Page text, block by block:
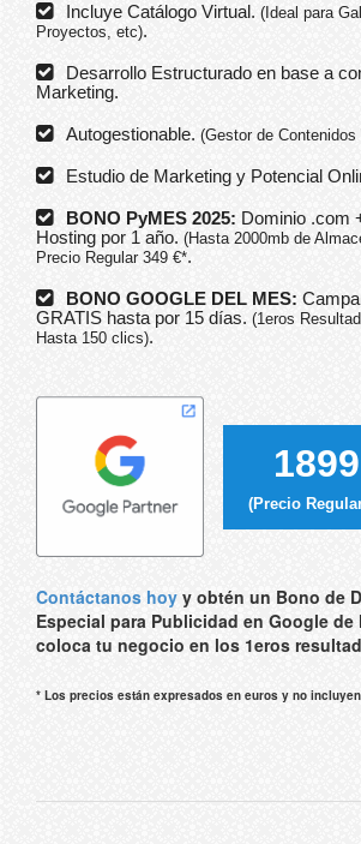
Incluye Catálogo Virtual. (Ideal para
Proyectos, etc).
Desarrollo Estructurado en base a
Marketing.
Autogestionable. (Gestor de Contenidos
Estudio de Marketing y Potencial
BONO PyMES 2025: Dominio .com
Hosting por 1 año. (Hasta 2000mb de
Precio Regular 349 €*.
BONO GOOGLE DEL MES:
GRATIS hasta por 15 días. (1eros
Hasta 150 clics).
(Precio
Contáctanos hoy y obtén un Bono de
Especial para Publicidad en Google de
coloca tu negocio en los 1eros
* Los precios están expresados en euros y no